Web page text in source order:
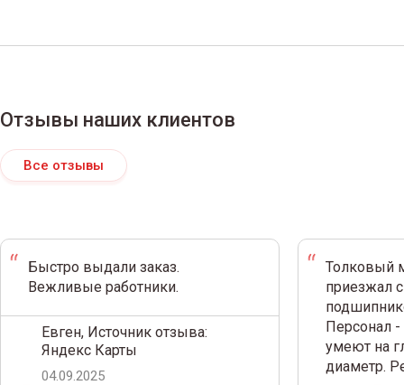
Отзывы наших клиентов
Все отзывы
Быстро выдали заказ.
Вежливые работники.
Евген, Источник отзыва:
Яндекс Карты
04.09.2025
Толковый
приезжал
Персонал
умеют на
диаметр.